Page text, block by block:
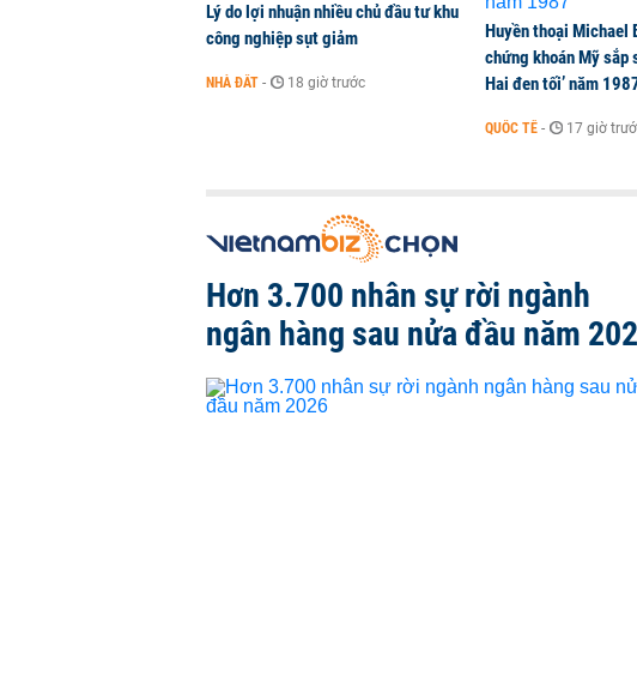
Lý do lợi nhuận nhiều chủ đầu tư khu
công nghiệp sụt giảm
NHÀ ĐẤT - 18 giờ trước
Huyền thoại Michael
chứng khoán Mỹ sắp
Hai đen tối’ năm
QUỐC TẾ - 17 giờ
Hơn 3.700 nhân sự rời ngành
ngân hàng sau nửa đầu năm